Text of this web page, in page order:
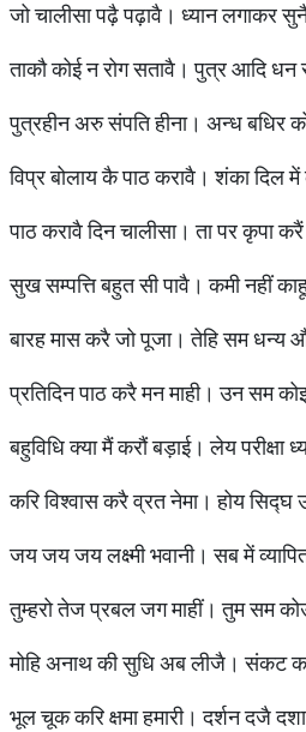
जो चालीसा पढ़ै पढ़ावै। ध्यान लगाकर
ताकौ कोई न रोग सतावै। पुत्र आदि धन
पुत्रहीन अरु संपति हीना। अन्ध बधिर
विप्र बोलाय कै पाठ करावै। शंका दिल
पाठ करावै दिन चालीसा। ता पर कृपा करैं
सुख सम्पत्ति बहुत सी पावै। कमी नहीं
बारह मास करै जो पूजा। तेहि सम धन्य
प्रतिदिन पाठ करै मन माही। उन सम
बहुविधि क्या मैं करौं बड़ाई। लेय परीक्षा
करि विश्वास करै व्रत नेमा। होय
जय जय जय लक्ष्मी भवानी। सब में
तुम्हरो तेज प्रबल जग माहीं। तुम सम
मोहि अनाथ की सुधि अब लीजै। संकट
भूल चूक करि क्षमा हमारी। दर्शन दजै